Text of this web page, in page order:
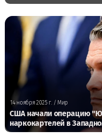
14 ноября 2025 г./ Мир
США начали операцию
наркокартелей в